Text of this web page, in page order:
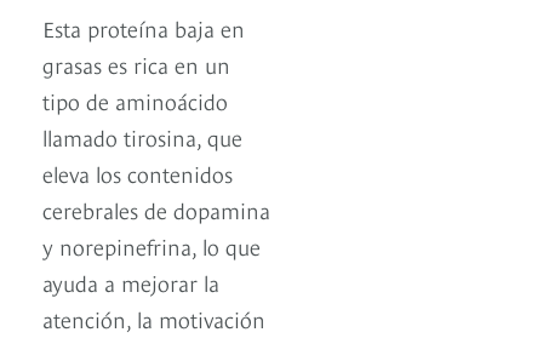
Esta proteína baja en
grasas es rica en un
tipo de aminoácido
llamado tirosina, que
eleva los contenidos
cerebrales de dopamina
y norepinefrina, lo que
ayuda a mejorar la
atención, la motivación